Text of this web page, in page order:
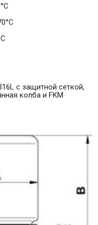
с защитной сеткой,
колба и FKM